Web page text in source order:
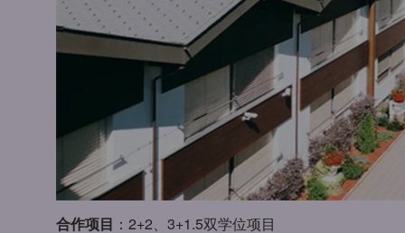
合作项目 ：2+2、3+1.5双学位项目